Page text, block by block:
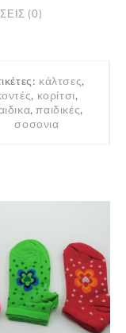
(0)
κάλτσες,
, κορίτσι,
,παιδικές,
σοσονια